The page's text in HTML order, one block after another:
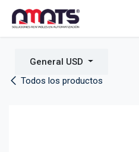
Todos los productos
General USD